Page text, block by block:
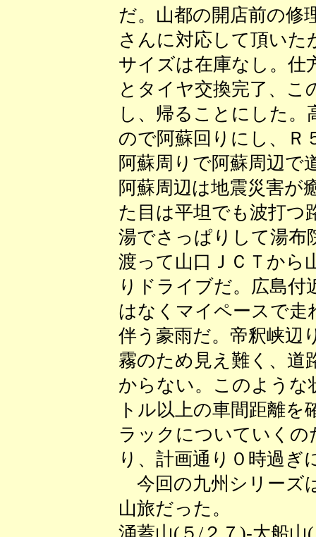
だ。山都の開店前の修
さんに対応して頂い
サイズは在庫なし。仕
とタイヤ交換完了、
し、帰ることにした
ので阿蘇回りにし、Ｒ
阿蘇周りで阿蘇周辺で
阿蘇周辺は地震災害が
た目は平坦でも波打つ
湯でさっぱりして湯布
渡って山口ＪＣＴから
りドライブだ。広島
はなくマイペースで走
伴う豪雨だ。帝釈峡辺
霧のため見え難く、道
からない。このような
トル以上の車間距離
ラックについていくの
り、計画通り０時過ぎ
今回の九州シリーズ
山旅だった。